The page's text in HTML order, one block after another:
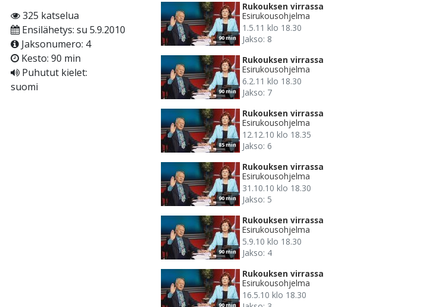
325 katselua
Ensilähetys: su 5.9.2010
Jaksonumero: 4
Kesto: 90 min
Puhutut kielet:
suomi
90 min
Rukouksen virrassa
Esirukousohjelma
1.5.11 klo 18.30
Jakso: 8
90 min
Rukouksen virrassa
Esirukousohjelma
6.2.11 klo 18.30
Jakso: 7
85 min
Rukouksen virrassa
Esirukousohjelma
12.12.10 klo 18.35
Jakso: 6
90 min
Rukouksen virrassa
Esirukousohjelma
31.10.10 klo 18.30
Jakso: 5
90 min
Rukouksen virrassa
Esirukousohjelma
5.9.10 klo 18.30
Jakso: 4
90 min
Rukouksen virrassa
Esirukousohjelma
16.5.10 klo 18.30